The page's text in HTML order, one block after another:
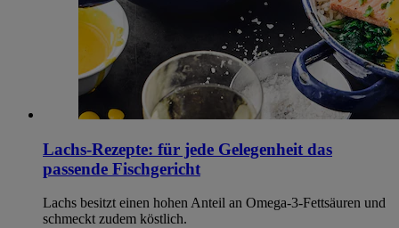
Lachs-Rezepte: für jede Gelegenheit das
passende Fischgericht
Lachs besitzt einen hohen Anteil an Omega-3-Fettsäuren und
schmeckt zudem köstlich.